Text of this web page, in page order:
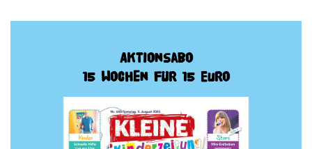
Aktionsabo
15 Wochen für 15 Euro